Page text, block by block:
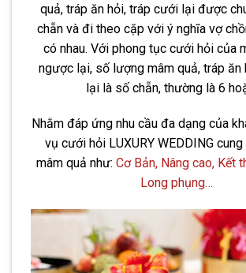
quả, tráp ăn hỏi, tráp cưới lại được
chẵn và đi theo cặp với ý nghĩa vợ
có nhau. Với phong tục cưới hỏi của
ngược lại, số lượng mâm quả, tráp ăn
lại là số chẵn, thường là 6
Nhằm đáp ứng nhu cầu đa dạng của
vụ cưới hỏi LUXURY WEDDING
mâm quả như: Cơ Bản, Nâng cao, Kết
Long phụng…